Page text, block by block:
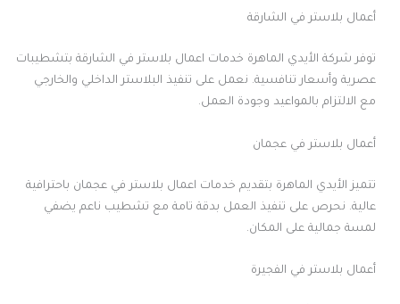
أعمال بلاستر في الشارقة
توفر شركة الأيدي الماهرة خدمات اعمال بلاستر في الشارقة بتشطيبات
عصرية وأسعار تنافسية. نعمل على تنفيذ البلاستر الداخلي والخارجي
مع الالتزام بالمواعيد وجودة العمل.
أعمال بلاستر في عجمان
تتميز الأيدي الماهرة بتقديم خدمات اعمال بلاستر في عجمان باحترافية
عالية. نحرص على تنفيذ العمل بدقة تامة مع تشطيب ناعم يضفي
لمسة جمالية على المكان.
أعمال بلاستر في الفجيرة